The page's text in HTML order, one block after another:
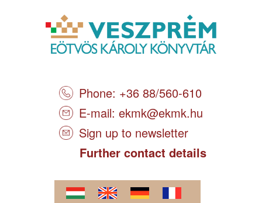
Phone: +36 88/560-610
E-mail: ekmk@ekmk.hu
Sign up to newsletter
Further contact details